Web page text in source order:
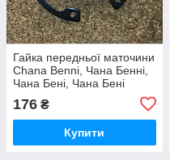
Гайка передньої маточини
Chana Benni, Чана Бенні,
Чана Бені, Чана Бені
176 ₴
Купити